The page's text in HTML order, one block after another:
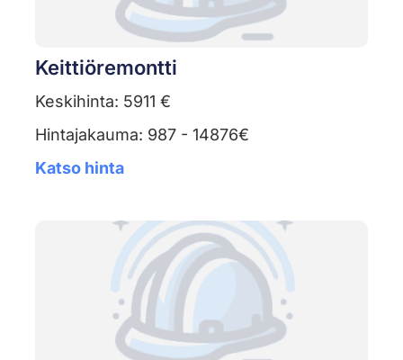
Keittiöremontti
Keskihinta: 5911 €
Hintajakauma: 987 - 14876€
Katso hinta